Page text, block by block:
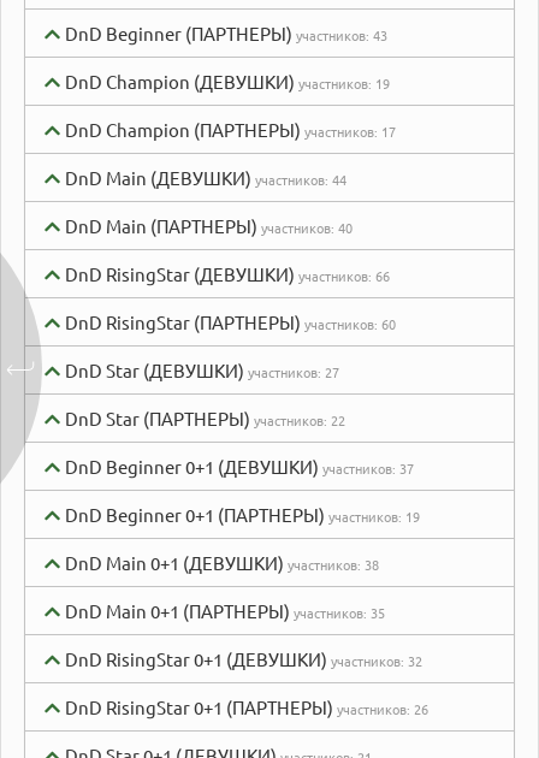
DnD Beginner (ПАРТНЕРЫ) участников: 43
DnD Champion (ДЕВУШКИ) участников: 19
DnD Champion (ПАРТНЕРЫ) участников: 17
DnD Main (ДЕВУШКИ) участников: 44
DnD Main (ПАРТНЕРЫ) участников: 40
DnD RisingStar (ДЕВУШКИ) участников: 66
DnD RisingStar (ПАРТНЕРЫ) участников: 60
DnD Star (ДЕВУШКИ) участников: 27
DnD Star (ПАРТНЕРЫ) участников: 22
DnD Beginner 0+1 (ДЕВУШКИ) участников: 37
DnD Beginner 0+1 (ПАРТНЕРЫ) участников: 19
DnD Main 0+1 (ДЕВУШКИ) участников: 38
DnD Main 0+1 (ПАРТНЕРЫ) участников: 35
DnD RisingStar 0+1 (ДЕВУШКИ) участников: 32
DnD RisingStar 0+1 (ПАРТНЕРЫ) участников: 26